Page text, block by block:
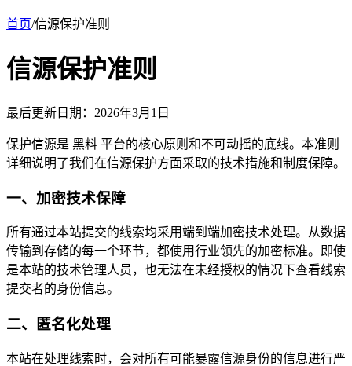
首页/信源保护准则
信源保护准则
最后更新日期：2026年3月1日
保护信源是 黑料 平台的核心原则和不可动摇的底线。本准则
详细说明了我们在信源保护方面采取的技术措施和制度保障。
一、加密技术保障
所有通过本站提交的线索均采用端到端加密技术处理。从数据
传输到存储的每一个环节，都使用行业领先的加密标准。即使
是本站的技术管理人员，也无法在未经授权的情况下查看线索
提交者的身份信息。
二、匿名化处理
本站在处理线索时，会对所有可能暴露信源身份的信息进行严